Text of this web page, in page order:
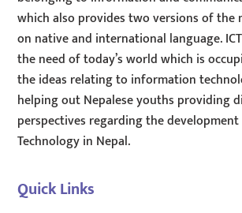
which also provides two versions of the
on native and international language.
the need of today’s world which is
the ideas relating to information
helping out Nepalese youths providing
perspectives regarding the
Technology in Nepal.
Quick Links